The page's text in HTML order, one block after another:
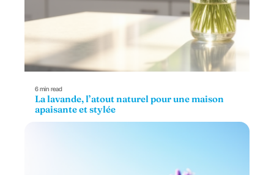
6 min read
La lavande, l’atout naturel pour une maison
apaisante et stylée